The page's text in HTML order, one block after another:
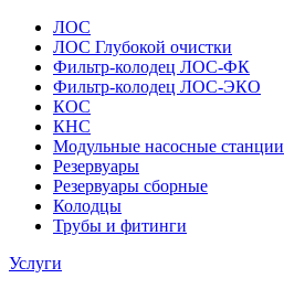
ЛОС
ЛОС Глубокой очистки
Фильтр-колодец ЛОС-ФК
Фильтр-колодец ЛОС-ЭКО
КОС
КНС
Модульные насосные станции
Резервуары
Резервуары сборные
Колодцы
Трубы и фитинги
Услуги